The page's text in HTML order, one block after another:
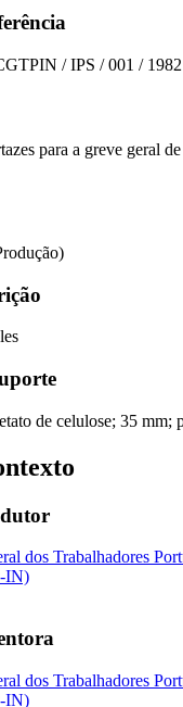
/ IPS / 001 /
para a greve geral
de celulose; 35 mm;
dos Trabalhadores
IN)
dos Trabalhadores
IN)